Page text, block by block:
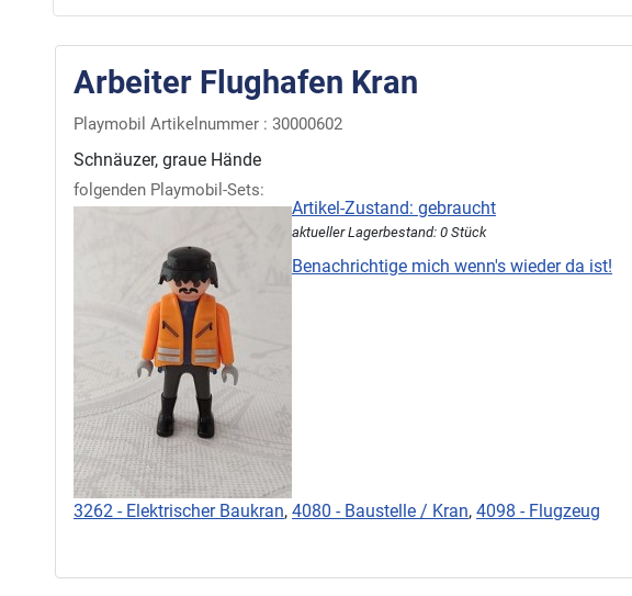
Arbeiter Flughafen Kran
Playmobil Artikelnummer : 30000602
Schnäuzer, graue Hände
Artikel-Zustand: gebraucht
aktueller Lagerbestand: 0 Stück
Benachrichtige mich wenn's wieder da ist!
folgenden Playmobil-Sets:
3262 - Elektrischer Baukran, 4080 - Baustelle / Kran, 4098 - Flugzeug